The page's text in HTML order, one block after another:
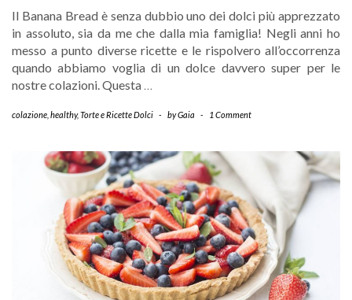
Il Banana Bread è senza dubbio uno dei dolci più apprezzato
in assoluto, sia da me che dalla mia famiglia! Negli anni ho
messo a punto diverse ricette e le rispolvero all’occorrenza
quando abbiamo voglia di un dolce davvero super per le
nostre colazioni. Questa …
colazione healthy,Torte e Ricette Dolci - byGaia - 1 Comment